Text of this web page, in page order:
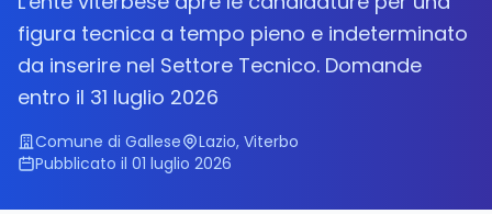
figura tecnica a tempo pieno e indeterminato
da inserire nel Settore Tecnico. Domande
entro il 31 luglio 2026
Comune di Gallese
Lazio, Viterbo
Pubblicato il 01 luglio 2026